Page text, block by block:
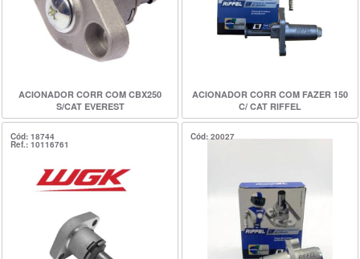
ACIONADOR CORR COM CBX250
S/CAT EVEREST
ACIONADOR CORR COM FAZER 150
C/ CAT RIFFEL
Cód: 18744
Ref.: 10116761
Cód: 20027